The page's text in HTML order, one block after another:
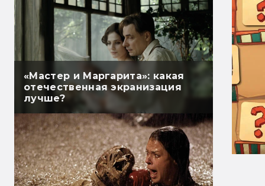
«Мастер и Маргарита»: какая
отечественная экранизация
лучше?